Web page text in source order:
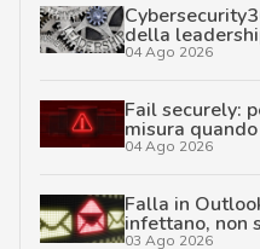
della
04 Ago 2026
Fail securely:
misura
04 Ago 2026
Falla in
infettano, non
03 Ago 2026